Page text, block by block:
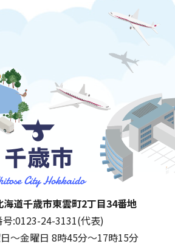
千歳市
海道千歳市東雲町2丁目34番地
:0123-24-3131(代表)
～金曜日 8時45分～17時15分